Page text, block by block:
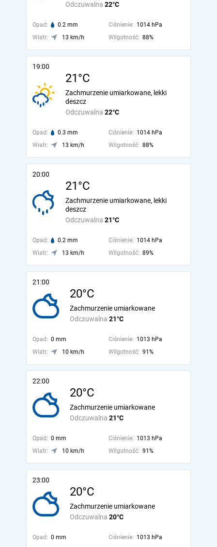
Odczuwalna 22°C
Opad: 0.2 mm Ciśnienie: 1014 hPa
Wiatr:
13 km/h Wilgotność: 88%
19:00
21°C
Odczuwalna 22°C
Zachmurzenie umiarkowane, lekki
deszcz
Opad: 0.3 mm Ciśnienie: 1014 hPa
Wiatr:
13 km/h Wilgotność: 88%
20:00
21°C
Odczuwalna 21°C
Zachmurzenie umiarkowane, lekki
deszcz
Opad: 0.2 mm Ciśnienie: 1014 hPa
Wiatr:
13 km/h Wilgotność: 89%
21:00
20°C
Odczuwalna 21°C
Zachmurzenie umiarkowane
Opad: 0 mm Ciśnienie: 1013 hPa
Wiatr:
10 km/h Wilgotność: 91%
22:00
20°C
Odczuwalna 21°C
Zachmurzenie umiarkowane
Opad: 0 mm Ciśnienie: 1013 hPa
Wiatr:
10 km/h Wilgotność: 91%
23:00
20°C
Odczuwalna 20°C
Zachmurzenie umiarkowane
Opad: 0 mm Ciśnienie: 1013 hPa